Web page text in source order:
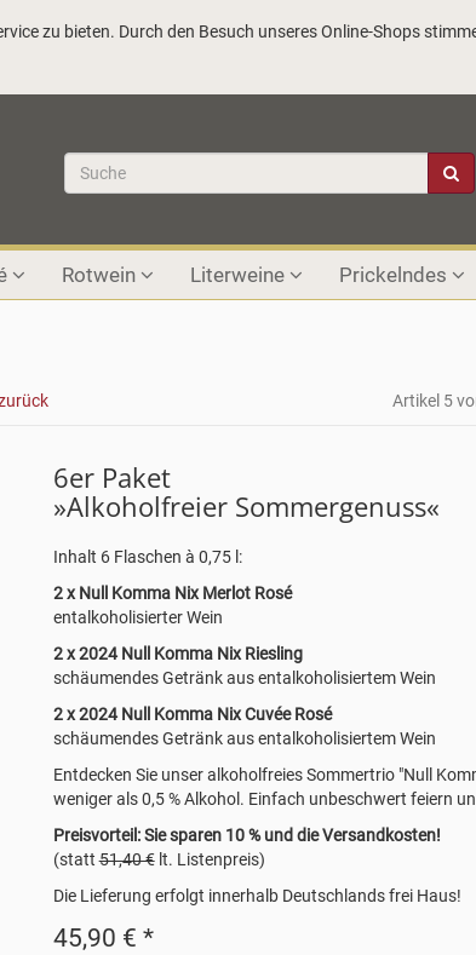
zu bieten. Durch den Besuch unseres Online-Shops
Rotwein Literweine Prickelndes
Artikel 5
6er Paket
»Alkoholfreier Sommergenuss«
Inhalt 6 Flaschen à 0,75 l:
2 x Null Komma Nix Merlot Rosé
entalkoholisierter Wein
2 x 2024 Null Komma Nix Riesling
schäumendes Getränk aus entalkoholisiertem Wein
2 x 2024 Null Komma Nix Cuvée Rosé
schäumendes Getränk aus entalkoholisiertem Wein
Entdecken Sie unser alkoholfreies Sommertrio "Null
weniger als 0,5 % Alkohol. Einfach unbeschwert feiern
Preisvorteil: Sie sparen 10 % und die Versandkosten!
(statt51,40 €lt. Listenpreis)
Die Lieferung erfolgt innerhalb Deutschlands frei Haus!
45,90 € *